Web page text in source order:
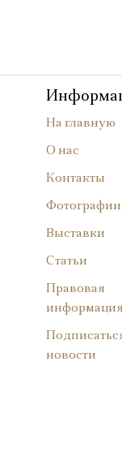
На главную
О нас
Контакты
Фотографии
Выставки
Статьи
Правовая
информация
новости